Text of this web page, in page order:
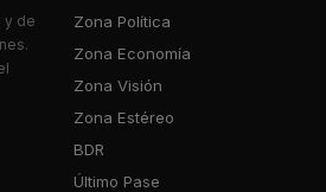
y de
Zona Política
Zona Economía
Zona Visión
Zona Estéreo
BDR
Último Pase